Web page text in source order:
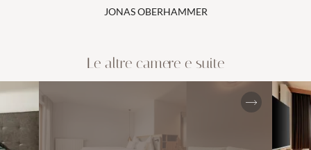
JONAS OBERHAMMER
Le altre camere e suite